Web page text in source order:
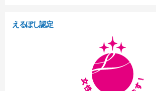
えるぼし認定